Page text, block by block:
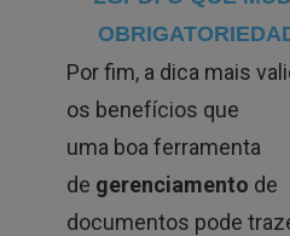
Por fim, a dica mais
os benefícios que
uma boa ferramenta
de gerenciamento de
documentos pode